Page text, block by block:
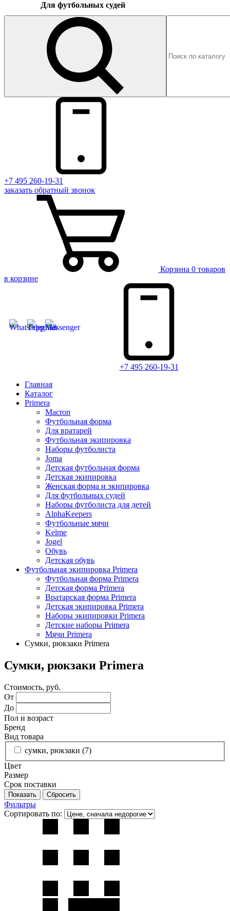
Для футбольных судей
+7 495 260-19-31
заказать обратный звонок
Корзина 0 товаров
в корзине
+7 495 260-19-31
Главная
Каталог
Primera
Macron
Футбольная форма
Для вратарей
Футбольная экипировка
Наборы футболиста
Joma
Детская футбольная форма
Детская экипировка
Женская форма и экипировка
Для футбольных судей
Наборы футболиста для детей
AlphaKeepers
Футбольные мячи
Kelme
Jogel
Обувь
Детская обувь
Футбольная экипировка Primera
Футбольная форма Primera
Детская форма Primera
Вратарская форма Primera
Детская экипировка Primera
Наборы экипировки Primera
Детские наборы Primera
Мячи Primera
Сумки, рюкзаки Primera
Сумки, рюкзаки Primera
Стоимость, руб.
От
До
Пол и возраст
Бренд
Вид товара
сумки, рюкзаки (7)
Цвет
Размер
Срок поставки
Фильтры
Сортировать по: